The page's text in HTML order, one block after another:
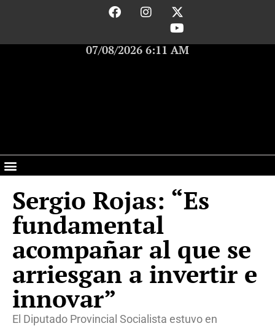
07/08/2026 6:11 AM
Sergio Rojas: “Es
fundamental
acompañar al que se
arriesgan a invertir e
innovar”
El Diputado Provincial Socialista estuvo en